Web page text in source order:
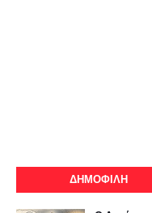
ΔΗΜΟΦΙΛΗ